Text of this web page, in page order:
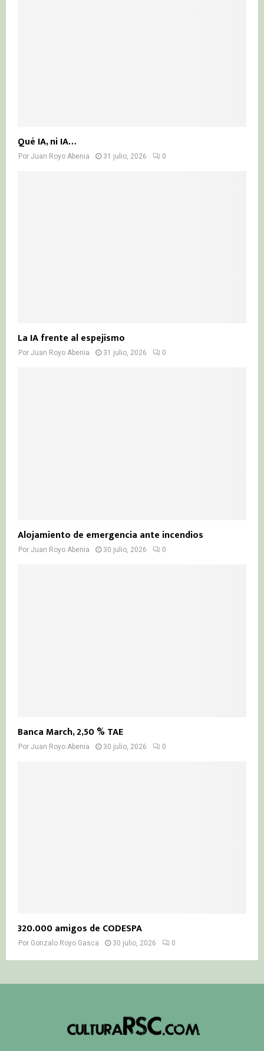
Qué IA, ni IA…
Por Juan Royo Abenia 31 julio, 2026 0
La IA frente al espejismo
Por Juan Royo Abenia 31 julio, 2026 0
Alojamiento de emergencia ante incendios
Por Juan Royo Abenia 30 julio, 2026 0
Banca March, 2,50 % TAE
Por Juan Royo Abenia 30 julio, 2026 0
320.000 amigos de CODESPA
Por Gonzalo Royo Gasca 30 julio, 2026 0